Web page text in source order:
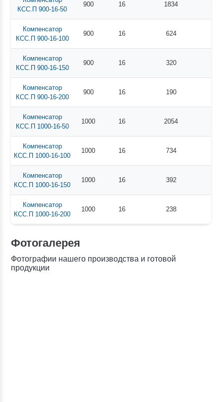
КСС.П 900-16-50
900 16 1834
Компенсатор
КСС.П 900-16-100
900 16 624
Компенсатор
КСС.П 900-16-150
900 16 320
Компенсатор
КСС.П 900-16-200
900 16 190
Компенсатор
КСС.П 1000-16-50
1000 16 2054
Компенсатор
КСС.П 1000-16-100
1000 16 734
Компенсатор
КСС.П 1000-16-150
1000 16 392
Компенсатор
КСС.П 1000-16-200
1000 16 238
Фотогалерея
Фотографии нашего производства и готовой
продукции